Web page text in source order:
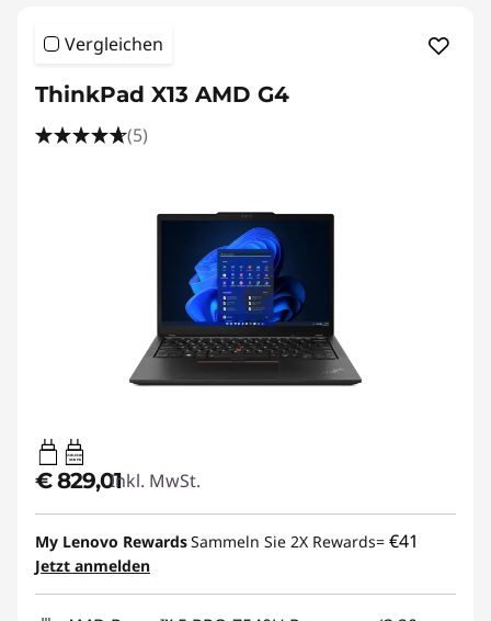
Vergleichen
ThinkPad X13 AMD G4
(5)
65W-65W
USB PD
€ 829,01Inkl. MwSt.
My Lenovo RewardsSammeln Sie 2X Rewards= €41
Jetzt anmelden